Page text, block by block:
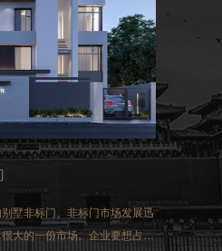
墅非标门。非标门市场发展迅
大的一份市场。企业要想占得